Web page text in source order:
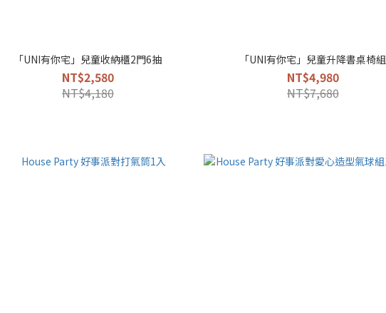
「UNI有你宅」兒童收納櫃2門6抽
NT$2,580
NT$4,180
「UNI有你宅」兒童升降書桌椅組
NT$4,980
NT$7,680